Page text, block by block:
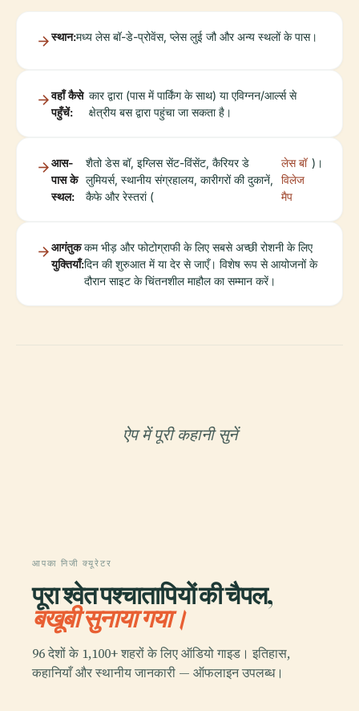
स्थान:मध्य लेस बॉ-डे-प्रोवेंस, प्लेस लुई जौ और अन्य स्थलों के पास।
वहाँ कैसे
पहुँचें:
कार द्वारा (पास में पार्किंग के साथ) या एविग्नन/आर्ल्स से
क्षेत्रीय बस द्वारा पहुंचा जा सकता है।
आस-
पास के
स्थल:
शैतो डेस बॉ, इग्लिस सेंट-विंसेंट, कैरियर डे
लुमियर्स, स्थानीय संग्रहालय, कारीगरों की दुकानें,
कैफे और रेस्तरां (
लेस बॉ
विलेज
मैप
)।
आगंतुक
युक्तियाँ:
कम भीड़ और फोटोग्राफी के लिए सबसे अच्छी रोशनी के लिए
दिन की शुरुआत में या देर से जाएँ। विशेष रूप से आयोजनों के
दौरान साइट के चिंतनशील माहौल का सम्मान करें।
ऐप में पूरी कहानी सुनें
आपका निजी क्यूरेटर
पूरा श्वेत पश्चातापियों की चैपल,
बखूबी सुनाया गया।
96 देशों के 1,100+ शहरों के लिए ऑडियो गाइड। इतिहास,
कहानियाँ और स्थानीय जानकारी — ऑफलाइन उपलब्ध।